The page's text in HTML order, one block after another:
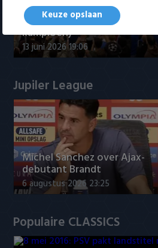
Tigers Roermond - Futsal
Amsterdam 3-0 (Roermond
kampioen)
13 juni 2026 19:06
Jupiler League
Míchel Sanchez over Ajax-
debutant Brandt
6 augustus 2026 23:25
Populaire CLASSICS
Keuze opslaan